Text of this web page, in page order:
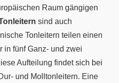
Raum gängigen
sind auch
Tonleitern teilen einen
in fünf Ganz- und zwei
Aufteilung findet sich bei
und Molltonleitern. Eine